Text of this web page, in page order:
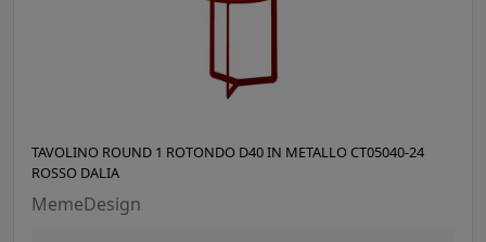
TAVOLINO ROUND 1 ROTONDO D40 IN METALLO CT05040-24
ROSSO DALIA
MemeDesign